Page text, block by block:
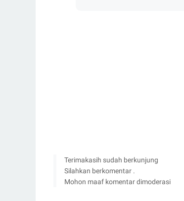
Terimakasih sudah berkunjung
Silahkan berkomentar .
Mohon maaf komentar dimoderasi